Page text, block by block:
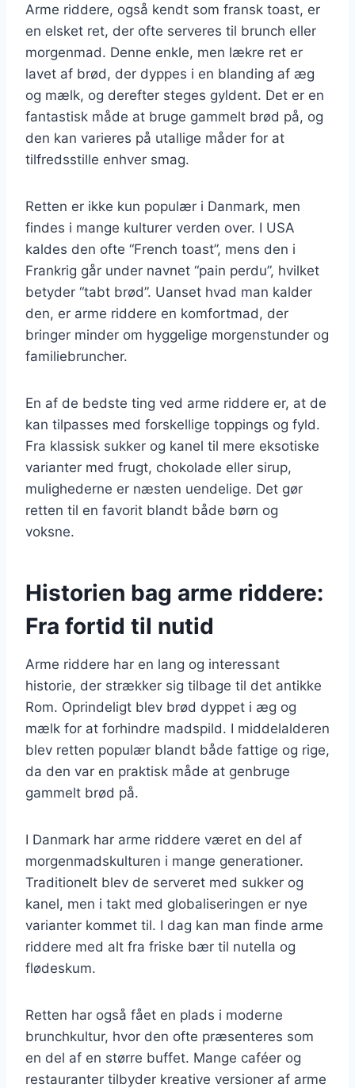
Arme riddere, også kendt som fransk toast, er
en elsket ret, der ofte serveres til brunch eller
morgenmad. Denne enkle, men lækre ret er
lavet af brød, der dyppes i en blanding af æg
og mælk, og derefter steges gyldent. Det er en
fantastisk måde at bruge gammelt brød på, og
den kan varieres på utallige måder for at
tilfredsstille enhver smag.
Retten er ikke kun populær i Danmark, men
findes i mange kulturer verden over. I USA
kaldes den ofte “French toast”, mens den i
Frankrig går under navnet “pain perdu”, hvilket
betyder “tabt brød”. Uanset hvad man kalder
den, er arme riddere en komfortmad, der
bringer minder om hyggelige morgenstunder og
familiebruncher.
En af de bedste ting ved arme riddere er, at de
kan tilpasses med forskellige toppings og fyld.
Fra klassisk sukker og kanel til mere eksotiske
varianter med frugt, chokolade eller sirup,
mulighederne er næsten uendelige. Det gør
retten til en favorit blandt både børn og
voksne.
Historien bag arme riddere:
Fra fortid til nutid
Arme riddere har en lang og interessant
historie, der strækker sig tilbage til det antikke
Rom. Oprindeligt blev brød dyppet i æg og
mælk for at forhindre madspild. I middelalderen
blev retten populær blandt både fattige og rige,
da den var en praktisk måde at genbruge
gammelt brød på.
I Danmark har arme riddere været en del af
morgenmadskulturen i mange generationer.
Traditionelt blev de serveret med sukker og
kanel, men i takt med globaliseringen er nye
varianter kommet til. I dag kan man finde arme
riddere med alt fra friske bær til nutella og
flødeskum.
Retten har også fået en plads i moderne
brunchkultur, hvor den ofte præsenteres som
en del af en større buffet. Mange caféer og
restauranter tilbyder kreative versioner af arme